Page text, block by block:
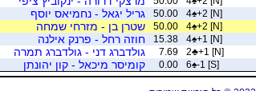
4♠+2 [N]
50.00
גריל יגאל - נחמיאס יוסף
4♠+2 [N]
50.00
שטרן בן - מזרחי שמחה
4♠+1 [N]
15.38
חוזה רחל - פרנק אילנה
2♣+1 [N]
7.69
גולדברג דני - גולדברג תמרה
6♠-1 [S]
0.00 קומיסר מיכאל - קון יהונתן